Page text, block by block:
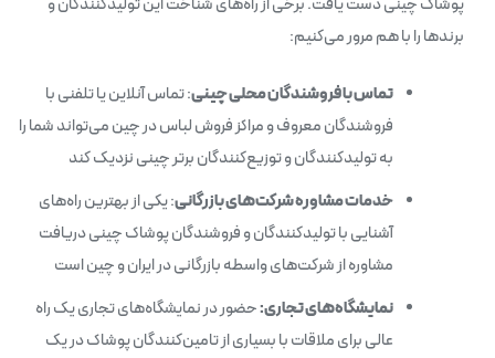
برندها را با هم مرور می‌کنیم:
تماس با فروشندگان محلی چینی: تماس آنلاین یا تلفنی با
فروشندگان معروف و مراکز فروش لباس در چین می‌تواند شما را
به تولیدکنندگان و توزیع‌کنندگان برتر چینی نزدیک کند
خدمات مشاوره شرکت‌های بازرگانی: یکی از بهترین راه‌های
آشنایی با تولیدکنندگان و فروشندگان پوشاک چینی دریافت
مشاوره از شرکت‌های واسطه بازرگانی در ایران و چین است
نمایشگاه‌های تجاری:حضور در نمایشگاه‌های تجاری یک راه
عالی برای ملاقات با بسیاری از تامین‌کنندگان پوشاک در یک